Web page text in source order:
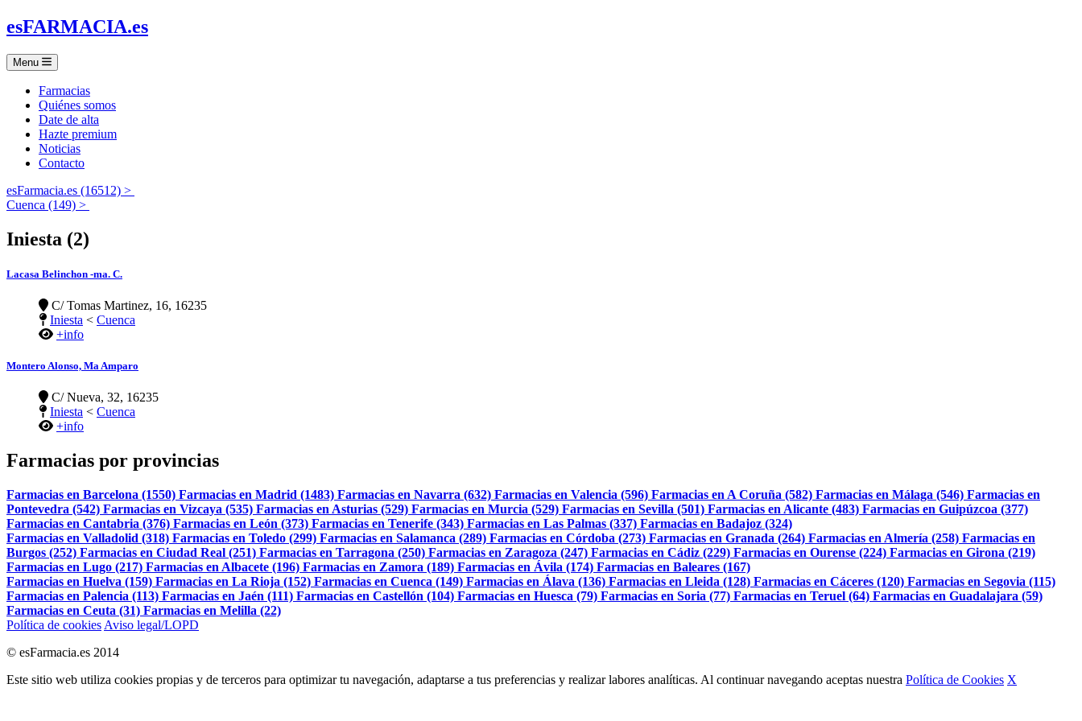
esFARMACIA.es
Menu
Farmacias
Quiénes somos
Date de alta
Hazte premium
Noticias
Contacto
esFarmacia.es (16512) >
Cuenca (149) >
Iniesta (2)
Lacasa Belinchon -ma. C.
C/ Tomas Martinez, 16, 16235
Iniesta < Cuenca
+info
Montero Alonso, Ma Amparo
C/ Nueva, 32, 16235
Iniesta < Cuenca
+info
Farmacias por provincias
Farmacias en Barcelona (1550) Farmacias en Madrid (1483) Farmacias en Navarra (632) Farmacias en Valencia (596) Farmacias en A Coruña (582) Farmacias en Málaga (546) Farmacias en
Pontevedra (542) Farmacias en Vizcaya (535) Farmacias en Asturias (529) Farmacias en Murcia (529) Farmacias en Sevilla (501) Farmacias en Alicante (483) Farmacias en Guipúzcoa (377)
Farmacias en Cantabria (376) Farmacias en León (373) Farmacias en Tenerife (343) Farmacias en Las Palmas (337) Farmacias en Badajoz (324)
Farmacias en Valladolid (318) Farmacias en Toledo (299) Farmacias en Salamanca (289) Farmacias en Córdoba (273) Farmacias en Granada (264) Farmacias en Almería (258) Farmacias en
Burgos (252) Farmacias en Ciudad Real (251) Farmacias en Tarragona (250) Farmacias en Zaragoza (247) Farmacias en Cádiz (229) Farmacias en Ourense (224) Farmacias en Girona (219)
Farmacias en Lugo (217) Farmacias en Albacete (196) Farmacias en Zamora (189) Farmacias en Ávila (174) Farmacias en Baleares (167)
Farmacias en Huelva (159) Farmacias en La Rioja (152) Farmacias en Cuenca (149) Farmacias en Álava (136) Farmacias en Lleida (128) Farmacias en Cáceres (120) Farmacias en Segovia (115)
Farmacias en Palencia (113) Farmacias en Jaén (111) Farmacias en Castellón (104) Farmacias en Huesca (79) Farmacias en Soria (77) Farmacias en Teruel (64) Farmacias en Guadalajara (59)
Farmacias en Ceuta (31) Farmacias en Melilla (22)
Política de cookies Aviso legal/LOPD
© esFarmacia.es 2014
Este sitio web utiliza cookies propias y de terceros para optimizar tu navegación, adaptarse a tus preferencias y realizar labores analíticas. Al continuar navegando aceptas nuestra Política de Cookies X